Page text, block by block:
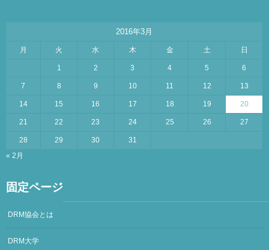
2016年3月
月 火 水 木 金 土 日
1 2 3 4 5 6
7 8 9 10 11 12 13
14 15 16 17 18 19 20
21 22 23 24 25 26 27
28 29 30
31
« 2月
固定ページ
DRM協会とは
DRM大学